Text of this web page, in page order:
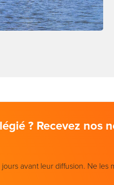
? Recevez nos
avant leur diffusion. Ne les